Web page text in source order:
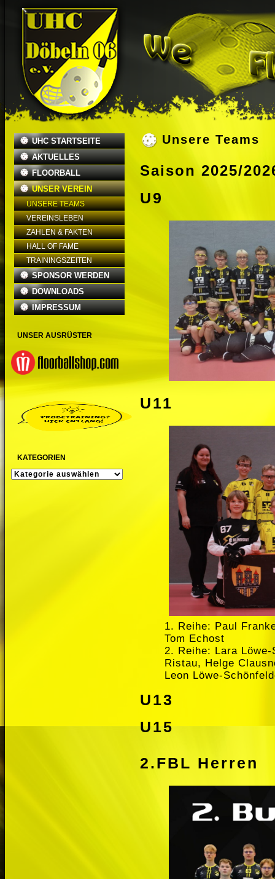
UHC STARTSEITE
AKTUELLES
FLOORBALL
UNSER VEREIN
UNSERE TEAMS
VEREINSLEBEN
ZAHLEN & FAKTEN
HALL OF FAME
TRAININGSZEITEN
SPONSOR WERDEN
DOWNLOADS
IMPRESSUM
UNSER AUSRÜSTER
KATEGORIEN
KATEGORIEN
Unsere Teams
Saison 2025/
U9
U11
1. Reihe: Paul
Tom Echost
2. Reihe: Lara
Ristau, Helge
Leon Löwe-
U13
U15
2.FBL Herren